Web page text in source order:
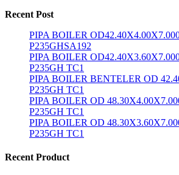
Recent Post
PIPA BOILER
P235GHSA192
PIPA BOILER
P235GH TC1
PIPA BOILER BENTELER OD
P235GH TC1
PIPA BOILER OD
P235GH TC1
PIPA BOILER OD
P235GH TC1
Recent Product